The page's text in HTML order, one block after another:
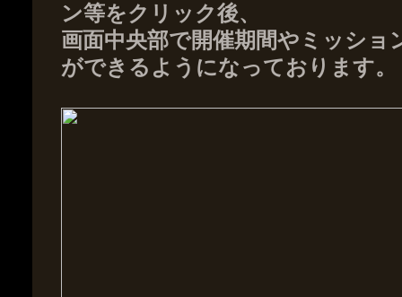
ン等をクリック後、
画面中央部で開催期間やミッショ
ができるようになっております。